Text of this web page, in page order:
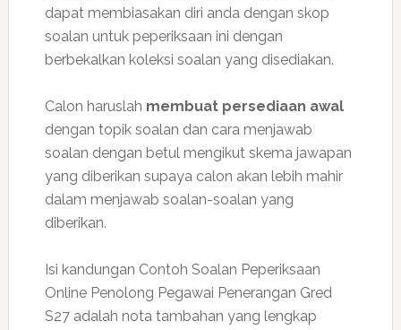
dapat membiasakan diri anda dengan skop
soalan untuk peperiksaan ini dengan
berbekalkan koleksi soalan yang disediakan.
Calon haruslah membuat persediaan awal
dengan topik soalan dan cara menjawab
soalan dengan betul mengikut skema jawapan
yang diberikan supaya calon akan lebih mahir
dalam menjawab soalan-soalan yang
diberikan.
Isi kandungan Contoh Soalan Peperiksaan
Online Penolong Pegawai Penerangan Gred
S27 adalah nota tambahan yang lengkap